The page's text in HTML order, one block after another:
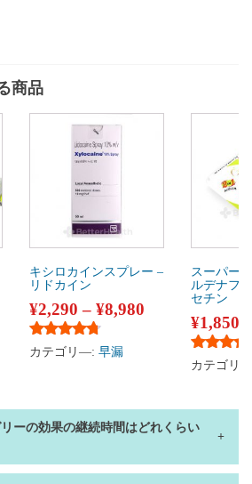
商品
キシロカインスプレー –
リドカイン
¥2,290 – ¥8,980
5段階中 4.58の評価
カテゴリ―: 早漏
スーパー
ルデナフ
セチン
¥1,850
5段階中
カテゴリ
ーの効果の継続時間はどれくらい